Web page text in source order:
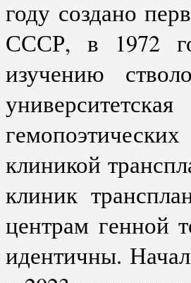
году создано
СССР, в 1972
изучению
клиникой
клиник
центрам генной
идентичны.